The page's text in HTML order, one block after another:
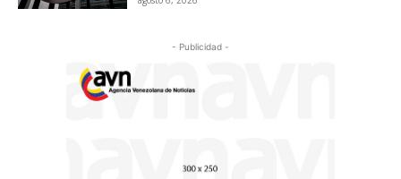
- Publicidad -